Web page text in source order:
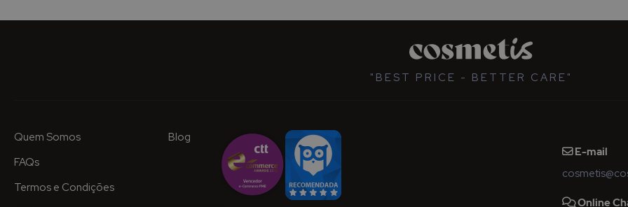
"BEST PRICE - BETTER CARE"
Quem Somos
FAQs
Termos e Condições
Blog
E-mail
Online